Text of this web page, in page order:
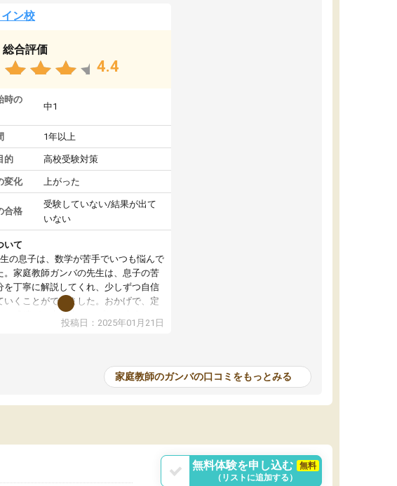
ン校
総合評価
4.4
時の
中1
1年以上
的 高校受験対策
変化 上がった
合格
受験していない/結果が出て
いない
いて
の息子は、数学が苦手でいつも悩んで
。家庭教師ガンバの先生は、息子の苦
を丁寧に解説してくれ、少しずつ自信
いくことができました。おかげで、定
の成績が10点以上アップし、本人もと
投稿日：2025年01月21日
家庭教師のガンバの口コミをもっとみる
無料体験を申し込む
無料
（リストに追加する）